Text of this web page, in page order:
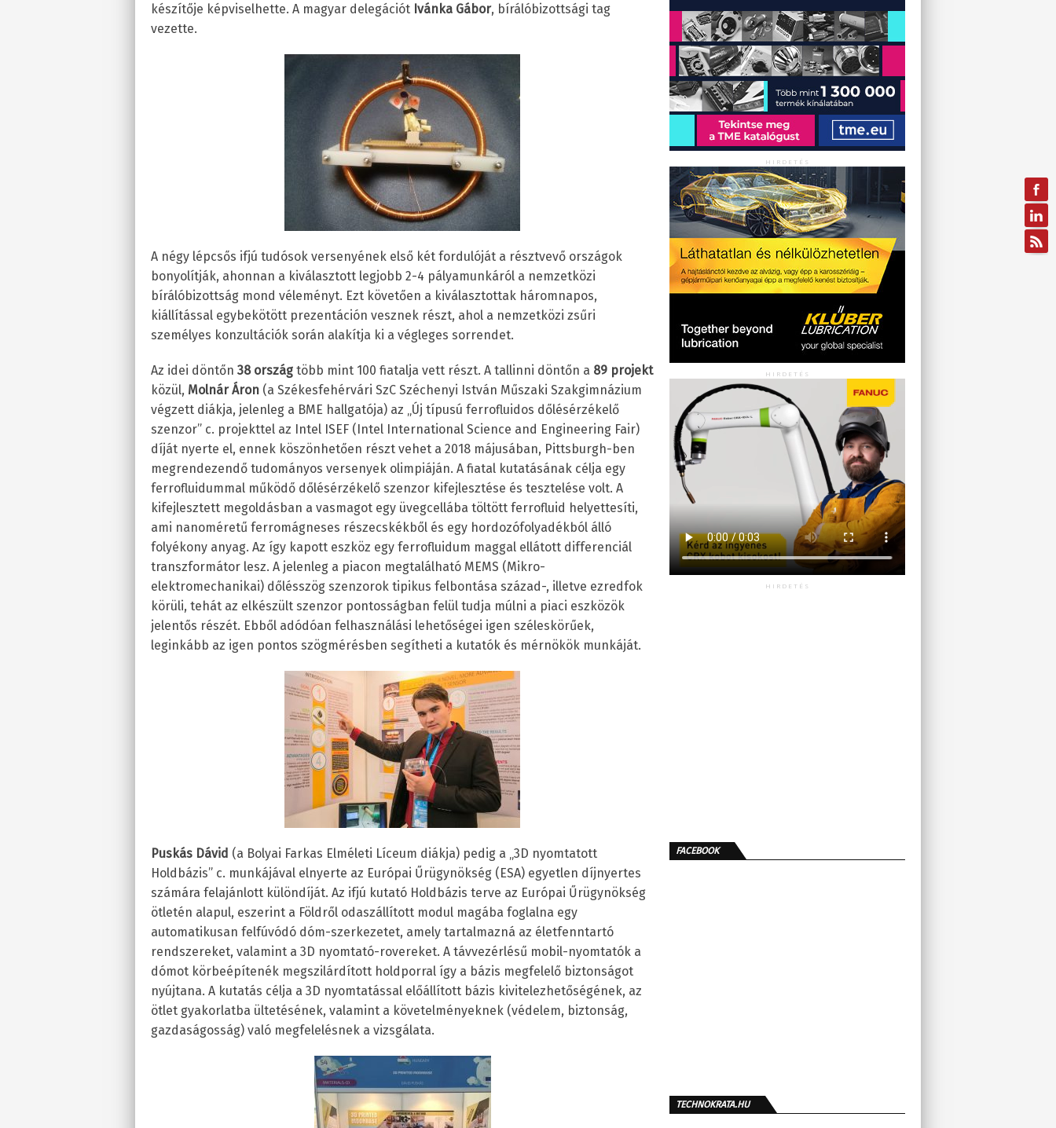
készítője képviselhette. A magyar delegációt Ivánka Gábor, bírálóbizottsági tag
vezette.
A négy lépcsős ifjú tudósok versenyének első két fordulóját a résztvevő országok
bonyolítják, ahonnan a kiválasztott legjobb 2-4 pályamunkáról a nemzetközi
bírálóbizottság mond véleményt. Ezt követően a kiválasztottak háromnapos,
kiállítással egybekötött prezentáción vesznek részt, ahol a nemzetközi zsűri
személyes konzultációk során alakítja ki a végleges sorrendet.
Az idei döntőn 38 ország több mint 100 fiatalja vett részt. A tallinni döntőn a 89 projekt
közül, Molnár Áron (a Székesfehérvári SzC Széchenyi István Műszaki Szakgimnázium
végzett diákja, jelenleg a BME hallgatója) az „Új típusú ferrofluidos dőlésérzékelő
szenzor” c. projekttel az Intel ISEF (Intel International Science and Engineering Fair)
díját nyerte el, ennek köszönhetően részt vehet a 2018 májusában, Pittsburgh-ben
megrendezendő tudományos versenyek olimpiáján. A fiatal kutatásának célja egy
ferrofluidummal működő dőlésérzékelő szenzor kifejlesztése és tesztelése volt. A
kifejlesztett megoldásban a vasmagot egy üvegcellába töltött ferrofluid helyettesíti,
ami nanoméretű ferromágneses részecskékből és egy hordozófolyadékból álló
folyékony anyag. Az így kapott eszköz egy ferrofluidum maggal ellátott differenciál
transzformátor lesz. A jelenleg a piacon megtalálható MEMS (Mikro-
elektromechanikai) dőlésszög szenzorok tipikus felbontása század-, illetve ezredfok
körüli, tehát az elkészült szenzor pontosságban felül tudja múlni a piaci eszközök
jelentős részét. Ebből adódóan felhasználási lehetőségei igen széleskörűek,
leginkább az igen pontos szögmérésben segítheti a kutatók és mérnökök munkáját.
Puskás Dávid (a Bolyai Farkas Elméleti Líceum diákja) pedig a „3D nyomtatott
Holdbázis” c. munkájával elnyerte az Európai Űrügynökség (ESA) egyetlen díjnyertes
számára felajánlott különdíját. Az ifjú kutató Holdbázis terve az Európai Űrügynökség
ötletén alapul, eszerint a Földről odaszállított modul magába foglalna egy
automatikusan felfúvódó dóm-szerkezetet, amely tartalmazná az életfenntartó
rendszereket, valamint a 3D nyomtató-rovereket. A távvezérlésű mobil-nyomtatók a
dómot körbeépítenék megszilárdított holdporral így a bázis megfelelő biztonságot
nyújtana. A kutatás célja a 3D nyomtatással előállított bázis kivitelezhetőségének, az
ötlet gyakorlatba ültetésének, valamint a követelményeknek (védelem, biztonság,
gazdaságosság) való megfelelésnek a vizsgálata.
HIRDETÉS
HIRDETÉS
HIRDETÉS
FACEBOOK
TECHNOKRATA.HU